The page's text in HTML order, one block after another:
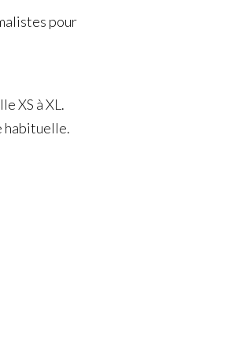
pour
XS à XL.
habituelle.